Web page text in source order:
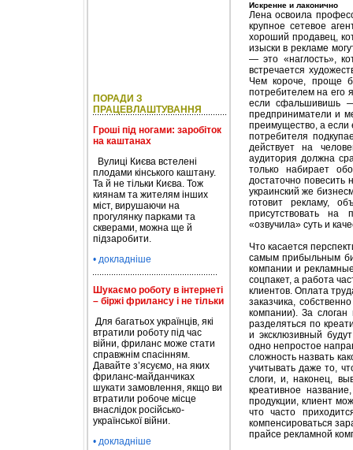
ПОРАДИ З
ПРАЦЕВЛАШТУВАННЯ
Гроші під ногами: заробіток
на каштанах
Вулиці Києва встелені
плодами кінського каштану.
Та й не тільки Києва. Тож
киянам та жителям інших
міст, вирушаючи на
прогулянку парками та
скверами, можна ще й
підзаробити.
• докладніше
Шукаємо роботу в інтернеті
– біржі фрилансу і не тільки
Для багатьох українців, які
втратили роботу під час
війни, фриланс може стати
справжнім спасінням.
Давайте з’ясуємо, на яких
фриланс-майданчиках
шукати замовлення, якщо ви
втратили робоче місце
внаслідок російсько-
української війни.
• докладніше
Искренне и лаконично
Лена освоила
крупное сетевое
хороший продавец,
изыски в рекламе
— это «наглость»,
встречается
Чем короче, проще
потребителем на его
если сфальшивишь
предприниматели и
преимущество, а если
потребителя
действует на
аудитория должна
только набирает
достаточно
украинский же
готовит рекламу,
присутствовать на
«озвучила» суть и
Что касается
самым прибыльным
компании и
соцпакет, а работа
клиентов. Оплата
заказчика,
компании). За
разделяться по
и эксклюзивный
одно непростое
сложность назвать
учитывать даже то,
слоги, и, наконец,
креативное
продукции, клиент
что часто
компенсироваться
прайсе рекламной